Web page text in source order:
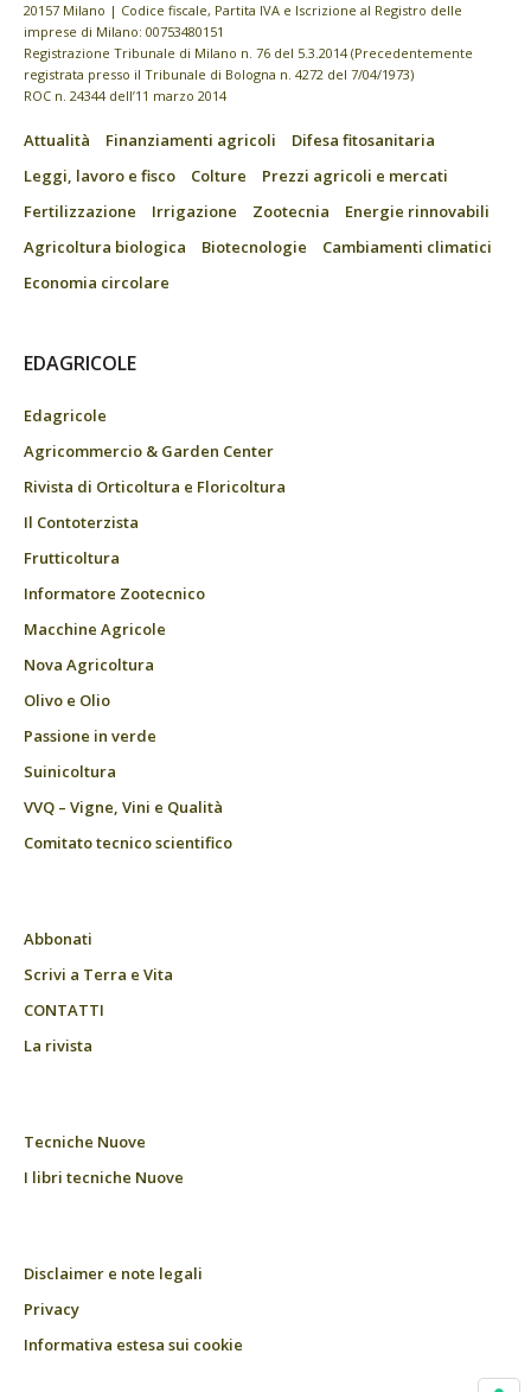
20157 Milano | Codice fiscale, Partita IVA e Iscrizione al Registro delle
imprese di Milano: 00753480151
Registrazione Tribunale di Milano n. 76 del 5.3.2014 (Precedentemente
registrata presso il Tribunale di Bologna n. 4272 del 7/04/1973)
ROC n. 24344 dell’11 marzo 2014
Attualità Finanziamenti agricoli
Difesa fitosanitaria
Leggi, lavoro e fisco
Colture
Prezzi agricoli e mercati
Fertilizzazione
Irrigazione Zootecnia
Energie rinnovabili
Agricoltura biologica
Biotecnologie
Cambiamenti climatici
Economia circolare
EDAGRICOLE
Edagricole
Agricommercio & Garden Center
Rivista di Orticoltura e Floricoltura
Il Contoterzista
Frutticoltura
Informatore Zootecnico
Macchine Agricole
Nova Agricoltura
Olivo e Olio
Passione in verde
Suinicoltura
VVQ – Vigne, Vini e Qualità
Comitato tecnico scientifico
Abbonati
Scrivi a Terra e Vita
CONTATTI
La rivista
Tecniche Nuove
I libri tecniche Nuove
Disclaimer e note legali
Privacy
Informativa estesa sui cookie